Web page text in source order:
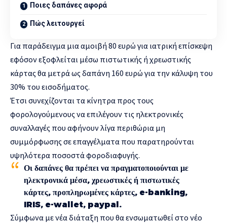
Ποιες δαπάνες αφορά
Πώς λειτουργεί
Για παράδειγμα μια αμοιβή 80 ευρώ για ιατρική επίσκεψη
εφόσον εξοφλείται μέσω πιστωτικής ή χρεωστικής
κάρτας θα μετρά ως δαπάνη 160 ευρώ για την κάλυψη του
30% του εισοδήματος.
Έτσι συνεχίζονται τα κίνητρα προς τους
φορολογούμενους να επιλέγουν τις ηλεκτρονικές
συναλλαγές που αφήνουν λίγα περιθώρια μη
συμμόρφωσης σε επαγγέλματα που παρατηρούνται
υψηλότερα ποσοστά φοροδιαφυγής.
Οι δαπάνες θα πρέπει να πραγματοποιούνται με
ηλεκτρονικά μέσα, χρεωστικές ή πιστωτικές
κάρτες, προπληρωμένες κάρτες, e-banking,
IRIS, e-wallet, paypal.
Σύμφωνα με νέα διάταξη που θα ενσωματωθεί στο νέο